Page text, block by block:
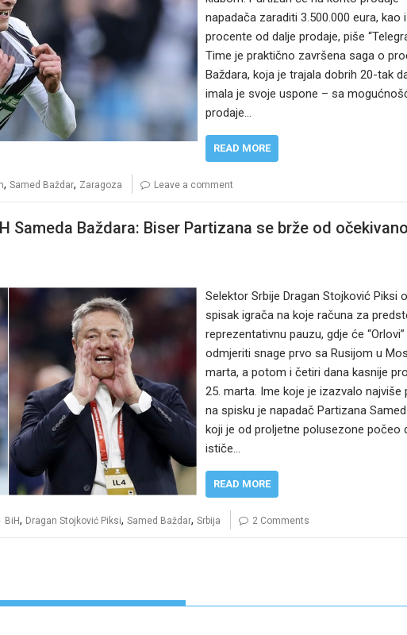
napadača zaraditi 3.500.000 eura, kao i
procente od dalje prodaje, piše
Time je praktično završena saga o
Baždara, koja je trajala dobrih 20-tak
imala je svoje uspone – sa
prodaje…
READ MORE
, Samed Baždar, Zaragoza Leave a comment
Sameda Baždara: Biser Partizana se brže od
Selektor Srbije Dragan Stojković Piksi
spisak igrača na koje računa za
reprezentativnu pauzu, gdje će “Orlovi”
odmjeriti snage prvo sa Rusijom u
marta, a potom i četiri dana kasnije
25. marta. Ime koje je izazvalo najviše
na spisku je napadač Partizana Samed
koji je od proljetne polusezone počeo
ističe…
READ MORE
BiH, Dragan Stojković Piksi, Samed Baždar, Srbija 2 Comments